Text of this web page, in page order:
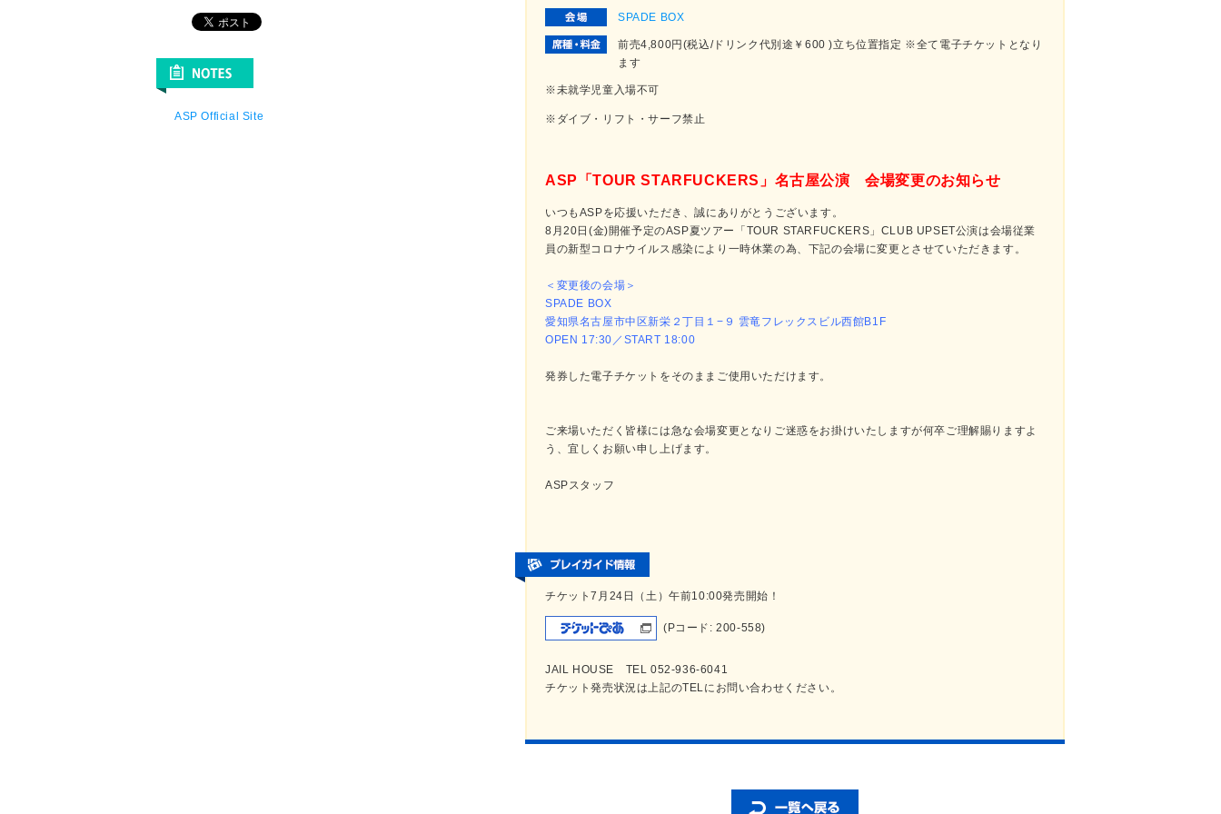
ASP Official Site
SPADE BOX
前売4,800円(税込/ドリンク代別途￥600 )立ち位置指定 ※全て電子チケットとなり
ます
※未就学児童入場不可
※ダイブ・リフト・サーフ禁止
ASP「TOUR STARFUCKERS」名古屋公演 会場変更のお知らせ
いつもASPを応援いただき、誠にありがとうございます。
8月20日(金)開催予定のASP夏ツアー「TOUR STARFUCKERS」CLUB UPSET公演は会場従業
員の新型コロナウイルス感染により一時休業の為、下記の会場に変更とさせていただきます。
＜変更後の会場＞
SPADE BOX
愛知県名古屋市中区新栄２丁目１−９ 雲竜フレックスビル西館B1F
OPEN 17:30／START 18:00
発券した電子チケットをそのままご使用いただけます。
ご来場いただく皆様には急な会場変更となりご迷惑をお掛けいたしますが何卒ご理解賜りますよ
う、宜しくお願い申し上げます。
ASPスタッフ
チケット7月24日（土）午前10:00発売開始！
(Pコード: 200-558)
JAIL HOUSE TEL 052-936-6041
チケット発売状況は上記のTELにお問い合わせください。